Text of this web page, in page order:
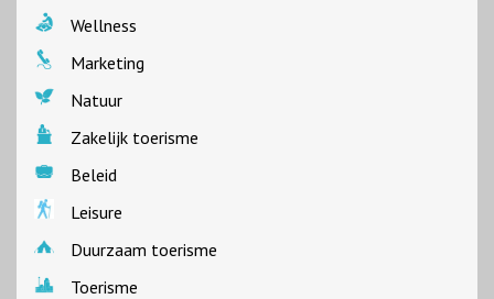
Wellness
Marketing
Natuur
Zakelijk toerisme
Beleid
Leisure
Duurzaam toerisme
Toerisme